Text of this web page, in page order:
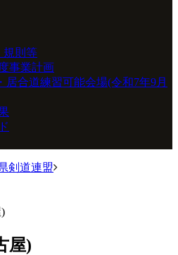
規則等
事業計画
居合道練習可能会場(令和7年9月
剣道連盟
屋)